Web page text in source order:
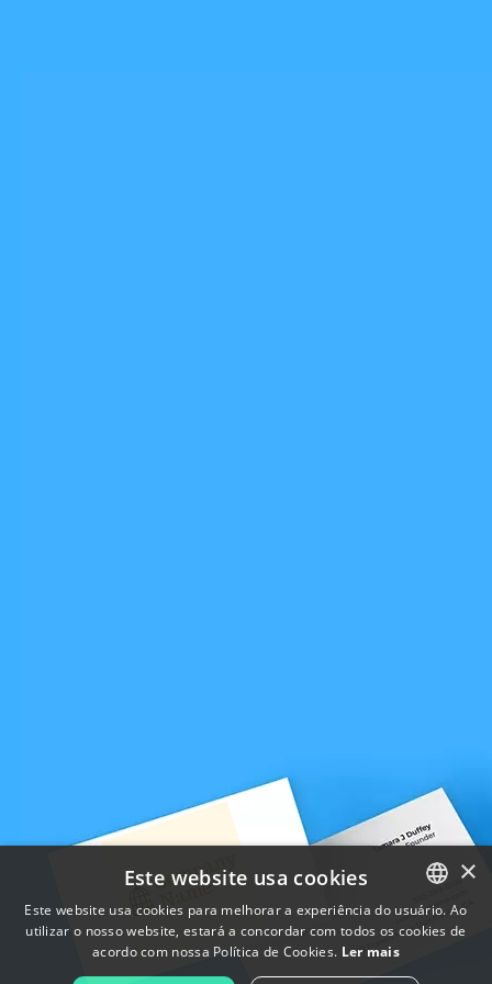
ENGLISH
FRENCH
×
Este website usa cookies
Este website usa cookies para melhorar a experiência do usuário. Ao
utilizar o nosso website, estará a concordar com todos os cookies de
acordo com nossa Política de Cookies. Ler mais